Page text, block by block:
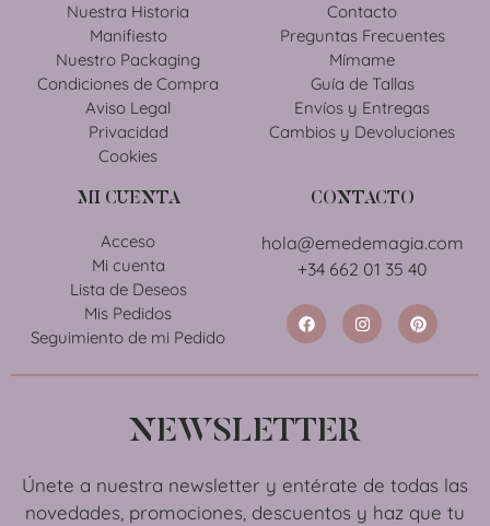
Nuestra Historia
Manifiesto
Nuestro Packaging
Condiciones de Compra
Aviso Legal
Privacidad
Cookies
Contacto
Preguntas Frecuentes
Mímame
Guía de Tallas
Envíos y Entregas
Cambios y Devoluciones
MI CUENTA
Acceso
Mi cuenta
Lista de Deseos
Mis Pedidos
Seguimiento de mi Pedido
CONTACTO
hola@emedemagia.com
+34 662 01 35 40
NEWSLETTER
Únete a nuestra newsletter y entérate de todas las
novedades, promociones, descuentos y haz que tu